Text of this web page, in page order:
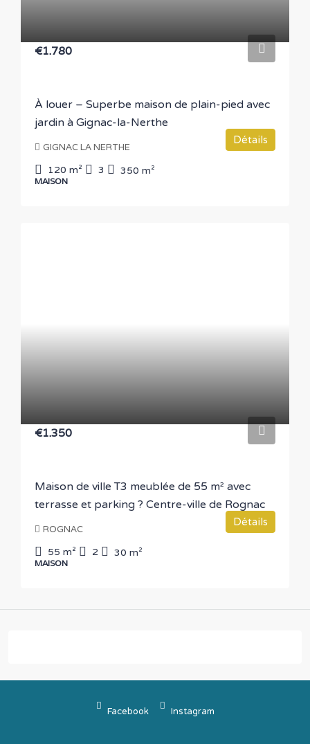
€1.780
À louer – Superbe maison de plain-pied avec
jardin à Gignac-la-Nerthe
GIGNAC LA NERTHE
120 m² 3 350 m²
MAISON
Détails
€1.350
Maison de ville T3 meublée de 55 m² avec
terrasse et parking ? Centre-ville de Rognac
ROGNAC
55 m² 2 30 m²
MAISON
Détails
Facebook Instagram